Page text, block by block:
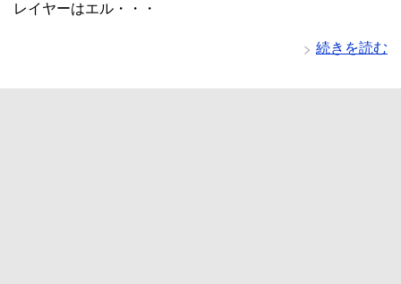
レイヤーはエル・・・
続きを読む